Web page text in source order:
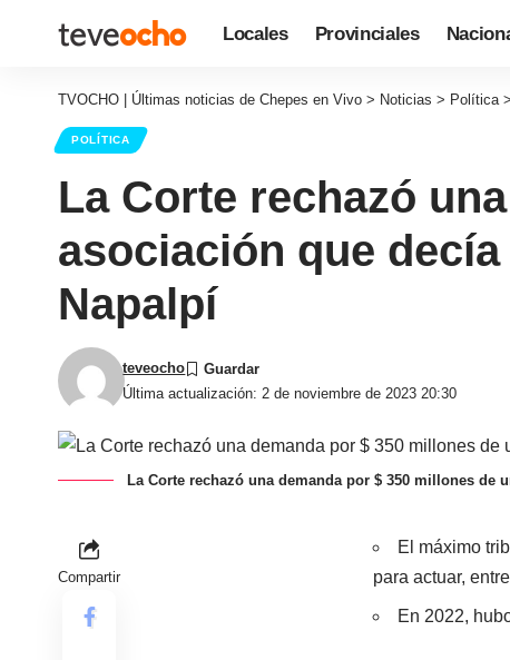
Locales Provinciales
TVOCHO | Últimas noticias de Chepes en Vivo > Noticias > Política>
POLÍTICA
La Corte rechazó
asociación que
Napalpí
Última actualización: 2 de noviembre de 2023 20:30
teveocho
La Corte rechazó una demanda por $ 350 millones de
Compartir
El máximo
para actuar,
En 2022,